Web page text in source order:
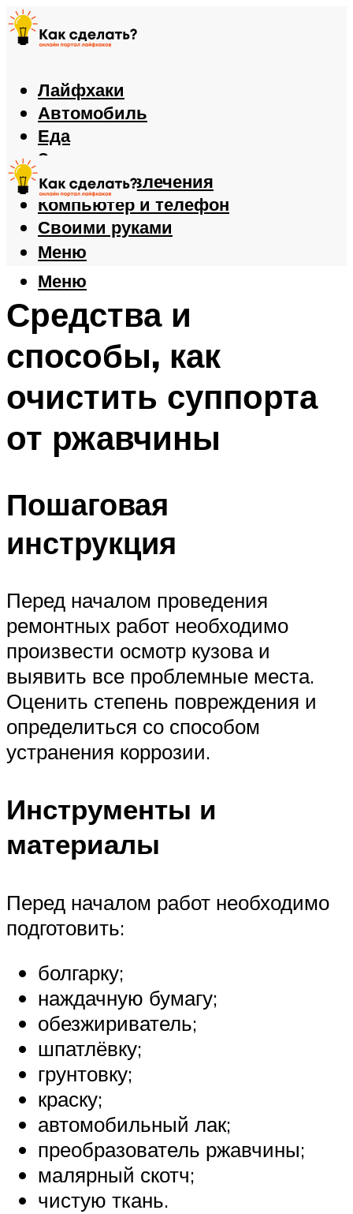
Лайфхаки
Автомобиль
Еда
Здоровье
Игры и развлечения
Компьютер и телефон
Своими руками
Меню
Меню
Средства и
способы, как
очистить суппорта
от ржавчины
Пошаговая
инструкция
Перед началом проведения
ремонтных работ необходимо
произвести осмотр кузова и
выявить все проблемные места.
Оценить степень повреждения и
определиться со способом
устранения коррозии.
Инструменты и
материалы
Перед началом работ необходимо
подготовить:
болгарку;
наждачную бумагу;
обезжириватель;
шпатлёвку;
грунтовку;
краску;
автомобильный лак;
преобразователь ржавчины;
малярный скотч;
чистую ткань.